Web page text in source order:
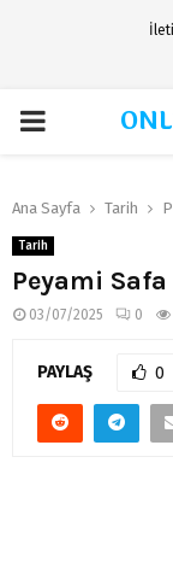
PRIMARY
Ana Sayfa Tarih
Tarih
Peyami
03/07/2025 0
PAYLAŞ 0